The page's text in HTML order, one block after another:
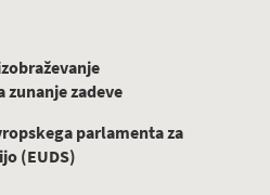
zunanje zadeve
parlamenta za
(EUDS)